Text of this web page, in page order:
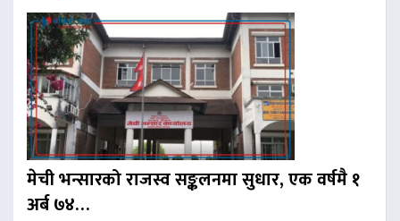
मेची भन्सारको राजस्व सङ्कलनमा सुधार, एक वर्षमै १
अर्ब ७४…